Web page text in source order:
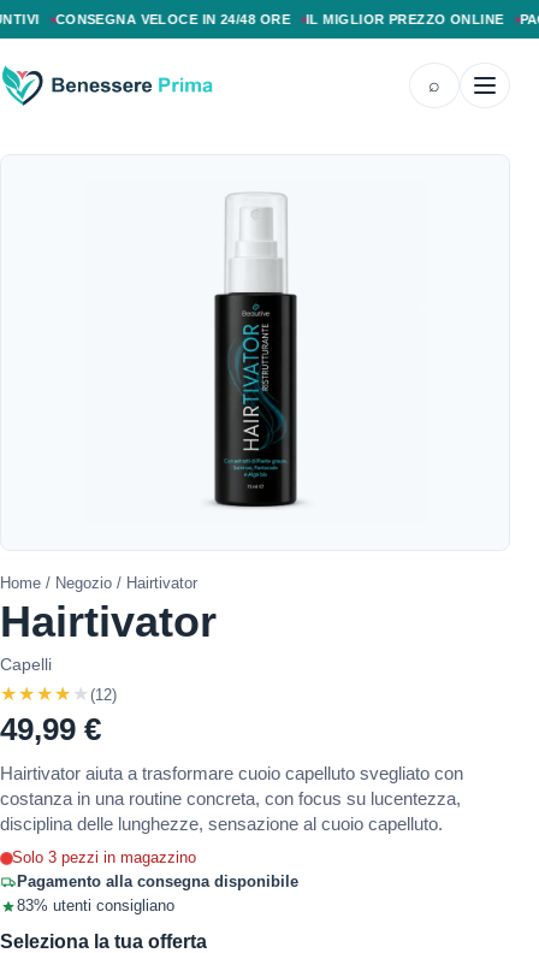
CONSEGNA VELOCE IN 24/48 ORE IL MIGLIOR PREZZO ONLINE
⌕
Home / Negozio / Hairtivator
Hairtivator
Capelli
★★★★★ (12)
49,99 €
Hairtivator aiuta a trasformare cuoio capelluto svegliato con
costanza in una routine concreta, con focus su lucentezza,
disciplina delle lunghezze, sensazione al cuoio capelluto.
Solo 3 pezzi in magazzino
Pagamento alla consegna disponibile
83% utenti consigliano
Seleziona la tua offerta